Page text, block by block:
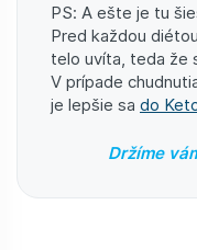
PS: A ešte je tu
Pred každou
telo uvíta, teda že
V prípade
je lepšie sa do
Držíme